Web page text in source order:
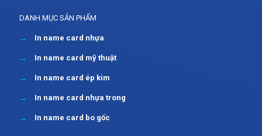
DANH MỤC SẢN PHẨM
→ In name card nhựa
→ In name card mỹ thuật
→ In name card ép kim
→ In name card nhựa trong
→ In name card bo gốc